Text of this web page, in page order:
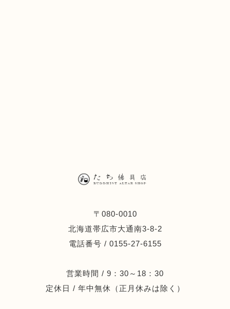
〒080-0010
北海道帯広市大通南3-8-2
電話番号 / 0155-27-6155
営業時間 / 9：30～18：30
定休日 / 年中無休（正月休みは除く）